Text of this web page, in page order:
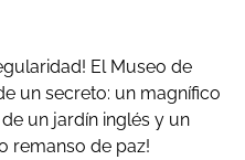
El Museo de
un secreto: un magnífico
un jardín inglés y un
remanso de paz!